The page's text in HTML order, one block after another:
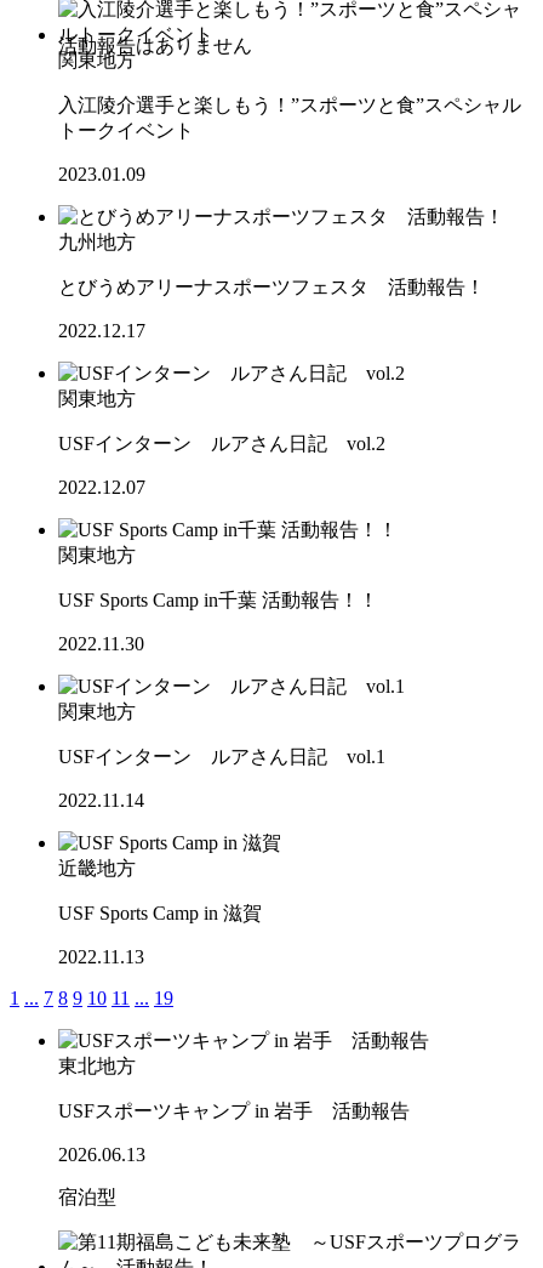
関東地方
入江陵介選手と楽しもう！”スポーツと食”スペシャル
トークイベント
2023.01.09
九州地方
とびうめアリーナスポーツフェスタ 活動報告！
2022.12.17
関東地方
USFインターン ルアさん日記 vol.2
2022.12.07
関東地方
USF Sports Camp in千葉 活動報告！！
2022.11.30
関東地方
USFインターン ルアさん日記 vol.1
2022.11.14
近畿地方
USF Sports Camp in 滋賀
2022.11.13
1 ... 7 8 9 10 11 ... 19
東北地方
USFスポーツキャンプ in 岩手 活動報告
2026.06.13
宿泊型